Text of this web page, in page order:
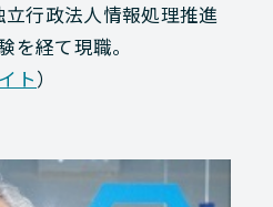
行政法人情報処理推進
を経て現職。
ト）